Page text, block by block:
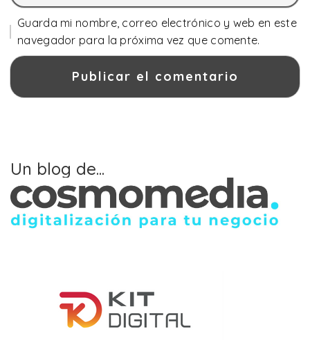
Guarda mi nombre, correo electrónico y web en este
navegador para la próxima vez que comente.
Un blog de...